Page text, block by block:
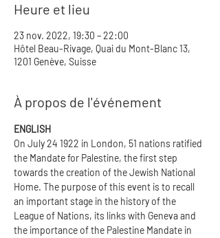
Heure et lieu
23 nov. 2022, 19:30 – 22:00
Hôtel Beau-Rivage, Quai du Mont-Blanc 13,
1201 Genève, Suisse
À propos de l'événement
ENGLISH
On July 24 1922 in London, 51 nations ratified
the Mandate for Palestine, the first step
towards the creation of the Jewish National
Home. The purpose of this event is to recall
an important stage in the history of the
League of Nations, its links with Geneva and
the importance of the Palestine Mandate in